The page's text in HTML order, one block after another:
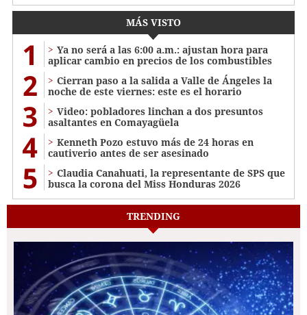
MÁS VISTO
1
Ya no será a las 6:00 a.m.: ajustan hora para
aplicar cambio en precios de los combustibles
2
Cierran paso a la salida a Valle de Ángeles la
noche de este viernes: este es el horario
3
Video: pobladores linchan a dos presuntos
asaltantes en Comayagüela
4
Kenneth Pozo estuvo más de 24 horas en
cautiverio antes de ser asesinado
5
Claudia Canahuati, la representante de SPS que
busca la corona del Miss Honduras 2026
TRENDING